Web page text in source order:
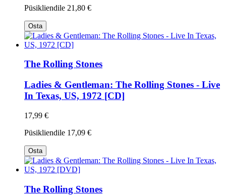
Püsikliendile 21,80 €
Osta
The Rolling Stones
Ladies & Gentleman: The Rolling Stones - Live
In Texas, US, 1972 [CD]
17,99 €
Püsikliendile 17,09 €
Osta
The Rolling Stones